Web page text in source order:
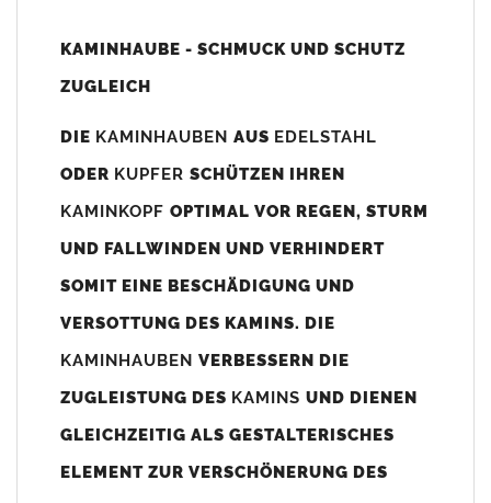
Unsere Maßangaben beziehen sich immer auf das
800mm x 740-800mm angefertigt (siehe Bild/Zeichnung unten).
angefertigt werden (bitte anfragen).
(siehe Bild/Zeichnung unten) angefertigt. Sollten die Bohrungen
nicht passen dann bitte "ohne"Bohrungen (Auswahlfeld)
bis 500mm Kaminbreite: Abstand vom Kaminrand ca.
80mm
KAMINHAUBE - SCHMUCK UND SCHUTZ
ZUGLEICH
DIE KAMINHAUBEN AUS EDELSTAHL
ODER KUPFER SCHÜTZEN IHREN
KAMINKOPF OPTIMAL VOR REGEN, STURM
UND FALLWINDEN UND VERHINDERT
SOMIT EINE BESCHÄDIGUNG UND
VERSOTTUNG DES KAMINS. DIE
KAMINHAUBEN VERBESSERN DIE
ZUGLEISTUNG DES KAMINS UND DIENEN
GLEICHZEITIG ALS GESTALTERISCHES
ELEMENT ZUR VERSCHÖNERUNG DES